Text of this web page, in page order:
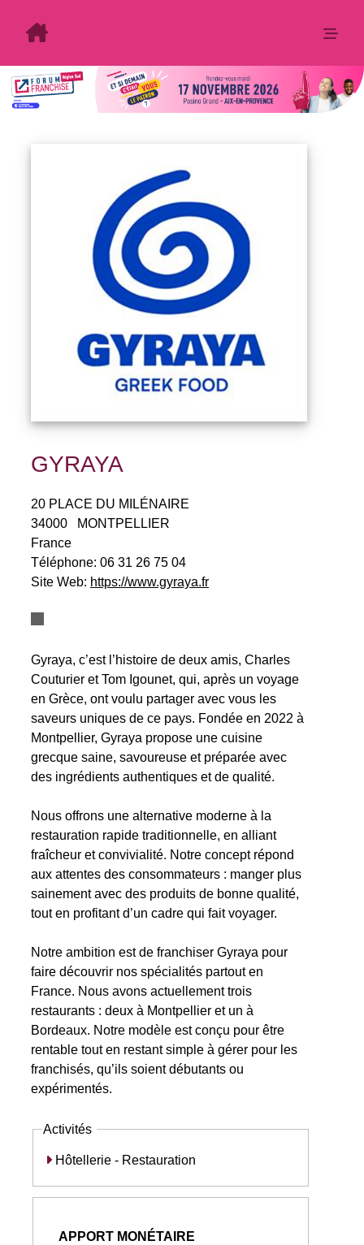
GYRAYA
20 PLACE DU MILÉNAIRE
34000
MONTPELLIER
France
Téléphone: 06 31 26 75 04
Site Web: https://www.gyraya.fr
Gyraya, c’est l’histoire de deux amis, Charles
Couturier et Tom Igounet, qui, après un voyage
en Grèce, ont voulu partager avec vous les
saveurs uniques de ce pays. Fondée en 2022 à
Montpellier, Gyraya propose une cuisine
grecque saine, savoureuse et préparée avec
des ingrédients authentiques et de qualité.
Nous offrons une alternative moderne à la
restauration rapide traditionnelle, en alliant
fraîcheur et convivialité. Notre concept répond
aux attentes des consommateurs : manger plus
sainement avec des produits de bonne qualité,
tout en profitant d’un cadre qui fait voyager.
Notre ambition est de franchiser Gyraya pour
faire découvrir nos spécialités partout en
France. Nous avons actuellement trois
restaurants : deux à Montpellier et un à
Bordeaux. Notre modèle est conçu pour être
rentable tout en restant simple à gérer pour les
franchisés, qu’ils soient débutants ou
expérimentés.
Activités
Hôtellerie - Restauration
APPORT MONÉTAIRE